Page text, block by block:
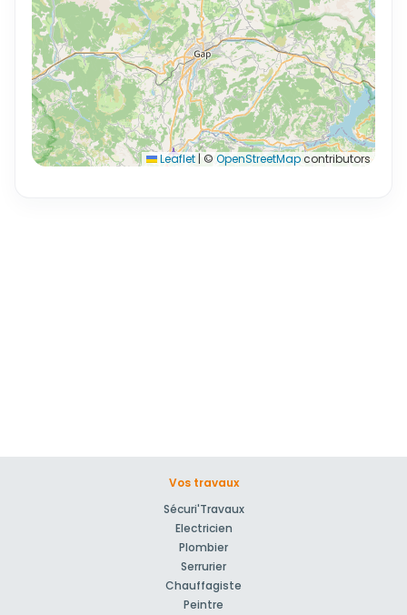
Leaflet | © OpenStreetMapcontributors
Vos travaux
Sécuri'Travaux
Electricien
Plombier
Serrurier
Chauffagiste
Peintre